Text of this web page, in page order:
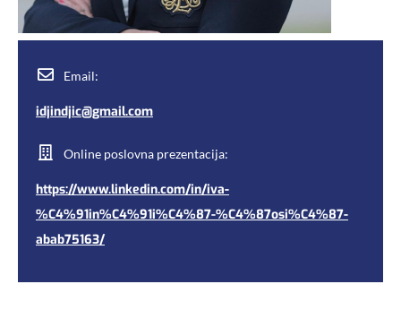
Email:
idjindjic@gmail.com
Online poslovna prezentacija:
https://www.linkedin.com/in/iva-
%C4%91in%C4%91i%C4%87-%C4%87osi%C4%87-
abab75163/